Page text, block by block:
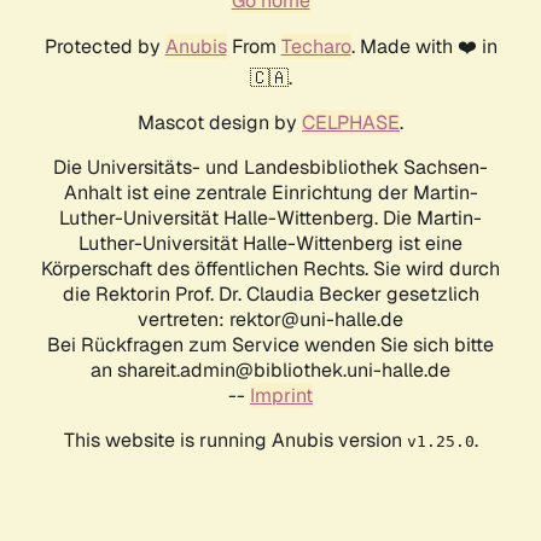
Protected by AnubisFrom Techaro. Made with ❤️ in
🇨🇦.
Mascot design by CELPHASE.
Die Universitäts- und Landesbibliothek Sachsen-
Anhalt ist eine zentrale Einrichtung der Martin-
Luther-Universität Halle-Wittenberg. Die Martin-
Luther-Universität Halle-Wittenberg ist eine
Körperschaft des öffentlichen Rechts. Sie wird durch
die Rektorin Prof. Dr. Claudia Becker gesetzlich
vertreten: rektor@uni-halle.de
Bei Rückfragen zum Service wenden Sie sich bitte
an shareit.admin@bibliothek.uni-halle.de
-- Imprint
This website is running Anubis version v1.25.0.